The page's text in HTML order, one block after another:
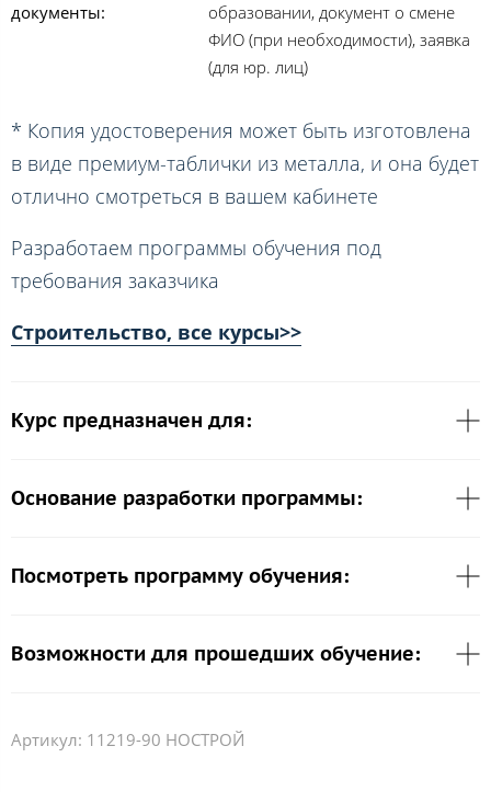
документы:
образовании, документ о смене
ФИО (при необходимости), заявка
(для юр. лиц)
* Копия удостоверения может быть изготовлена
в виде премиум-таблички из металла, и она будет
отлично смотреться в вашем кабинете
Разработаем программы обучения под
требования заказчика
Строительство, все курсы>>
Курс предназначен для:
Основание разработки программы:
Посмотреть программу обучения:
Возможности для прошедших обучение:
Артикул: 11219-90 НОСТРОЙ